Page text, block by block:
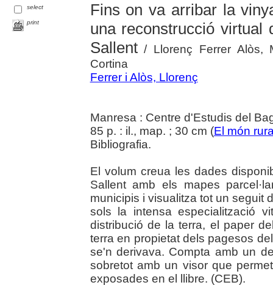
select
print
Fins on va arribar la
una reconstrucció virtual
Sallent/ Llorenç Ferrer Alòs,
Cortina
Ferrer i Alòs, Llorenç
Manresa : Centre d'Estudis del
85 p. : il., map. ; 30 cm (El món
Bibliografia.
El volum creua les dades
Sallent amb els mapes
municipis i visualitza tot un seguit
sols la intensa especialització
distribució de la terra, el paper
terra en propietat dels pagesos
se'n derivava. Compta amb un
sobretot amb un visor que
exposades en el llibre. (CEB).